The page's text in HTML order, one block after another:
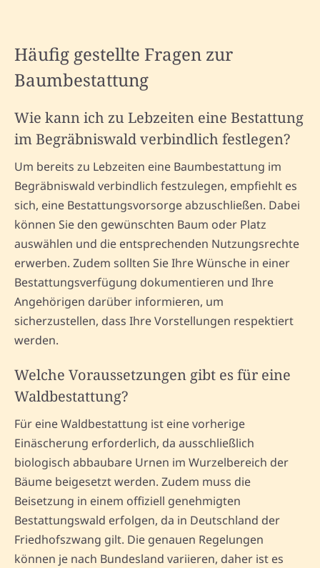
Häufig gestellte Fragen zur
Baumbestattung
Wie kann ich zu Lebzeiten eine Bestattung
im Begräbniswald verbindlich festlegen?
Um bereits zu Lebzeiten eine Baumbestattung im
Begräbniswald verbindlich festzulegen, empfiehlt es
sich, eine Bestattungsvorsorge abzuschließen. Dabei
können Sie den gewünschten Baum oder Platz
auswählen und die entsprechenden Nutzungsrechte
erwerben. Zudem sollten Sie Ihre Wünsche in einer
Bestattungsverfügung dokumentieren und Ihre
Angehörigen darüber informieren, um
sicherzustellen, dass Ihre Vorstellungen respektiert
werden.
Welche Voraussetzungen gibt es für eine
Waldbestattung?
Für eine Waldbestattung ist eine vorherige
Einäscherung erforderlich, da ausschließlich
biologisch abbaubare Urnen im Wurzelbereich der
Bäume beigesetzt werden. Zudem muss die
Beisetzung in einem offiziell genehmigten
Bestattungswald erfolgen, da in Deutschland der
Friedhofszwang gilt. Die genauen Regelungen
können je nach Bundesland variieren, daher ist es